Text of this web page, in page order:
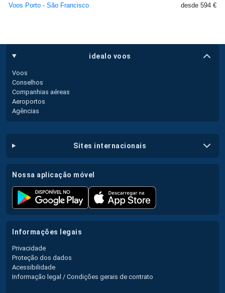
Voos Porto - São Francisco
desde 594 €
idealo voos
Voos
Conselhos
Companhias aéreas
Aeroportos
Agências
sites internacionais
nossa aplicação móvel
informações legais
Privacidade
Proteção dos dados
Acessibilidade
Informação legal / Condições gerais de contrato